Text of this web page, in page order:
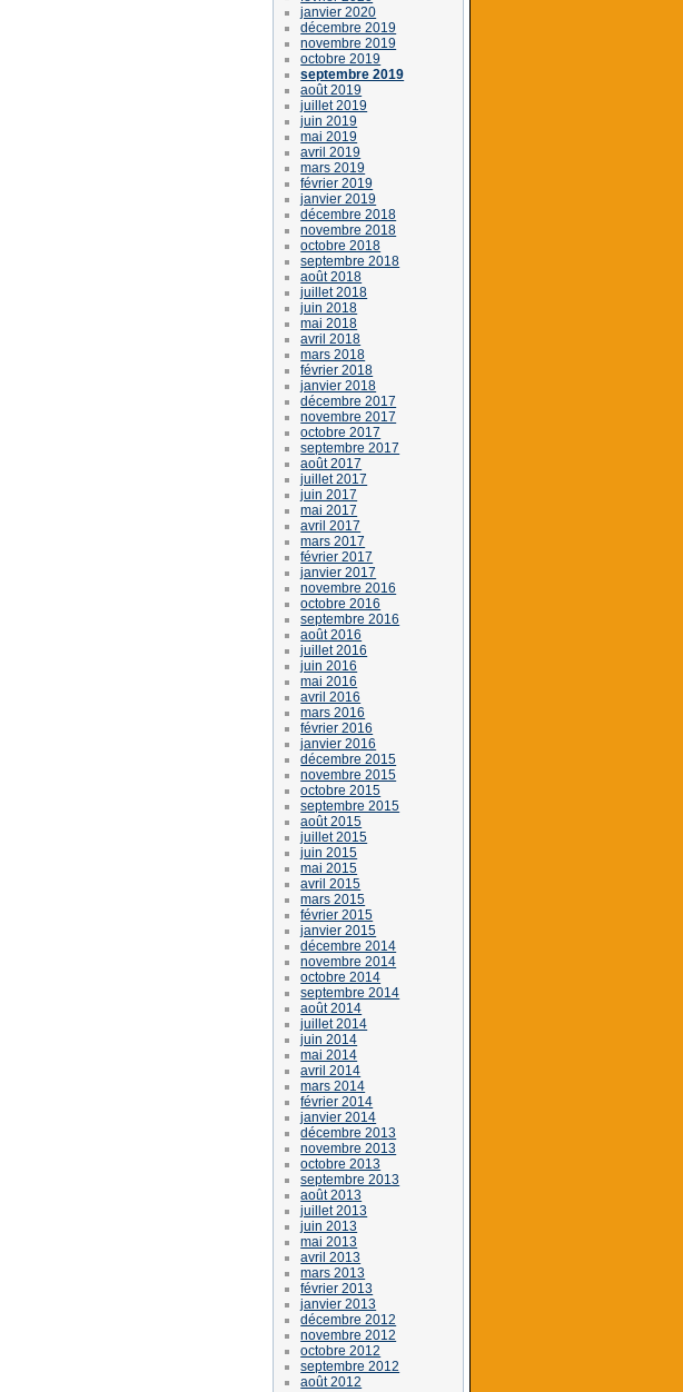
janvier 2020
décembre 2019
novembre 2019
octobre 2019
septembre 2019
août 2019
juillet 2019
juin 2019
mai 2019
avril 2019
mars 2019
février 2019
janvier 2019
décembre 2018
novembre 2018
octobre 2018
septembre 2018
août 2018
juillet 2018
juin 2018
mai 2018
avril 2018
mars 2018
février 2018
janvier 2018
décembre 2017
novembre 2017
octobre 2017
septembre 2017
août 2017
juillet 2017
juin 2017
mai 2017
avril 2017
mars 2017
février 2017
janvier 2017
novembre 2016
octobre 2016
septembre 2016
août 2016
juillet 2016
juin 2016
mai 2016
avril 2016
mars 2016
février 2016
janvier 2016
décembre 2015
novembre 2015
octobre 2015
septembre 2015
août 2015
juillet 2015
juin 2015
mai 2015
avril 2015
mars 2015
février 2015
janvier 2015
décembre 2014
novembre 2014
octobre 2014
septembre 2014
août 2014
juillet 2014
juin 2014
mai 2014
avril 2014
mars 2014
février 2014
janvier 2014
décembre 2013
novembre 2013
octobre 2013
septembre 2013
août 2013
juillet 2013
juin 2013
mai 2013
avril 2013
mars 2013
février 2013
janvier 2013
décembre 2012
novembre 2012
octobre 2012
septembre 2012
août 2012